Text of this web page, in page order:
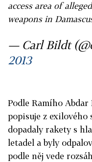
access area of
weapons in
— Carl Bildt
2013
Podle Ramího
popisuje z exilového
dopadaly rakety s
letadel a byly
podle něj vede